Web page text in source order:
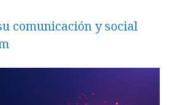
comunicación y social